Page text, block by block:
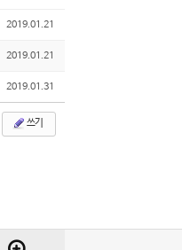
2019.01.21
2019.01.21
2019.01.31
쓰기